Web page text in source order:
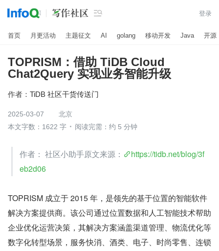
 登录
首页 月更活动 主题征文 AI golang 移动开发 Java 开源
TOPRISM：借助 TiDB Cloud
Chat2Query 实现业务智能升级
作者： TiDB 社区干货传送门
2025-03-07
北京
本文字数：1622 字
阅读完需：约 5 分钟
作者： 社区小助手原文来源：
https://tidb.net/blog/3f
eb2d06
TOPRISM 成立于 2015 年，是领先的基于位置的智能软件
解决方案提供商。该公司通过位置数据和人工智能技术帮助
企业优化运营决策，其解决方案涵盖渠道管理、物流优化等
数字化转型场景，服务快消、酒类、电子、时尚零售、连锁